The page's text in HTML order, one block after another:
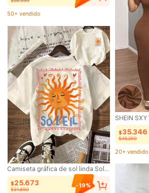
50+ vendido
50+ vendido
Camiseta gráfica de sol linda Solei, para verano para mujeres, vacaciones y playa, talla grande, camiseta casual de manga corta y cuello redondo para mujeres
$25.673
$31.890
-19%
$35.346
$45.290
20+ vendido